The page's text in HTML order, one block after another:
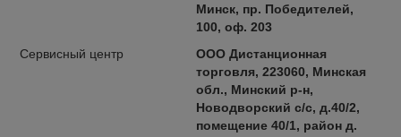
Минск, пр. Победителей,
100, оф. 203
Сервисный центр
ООО Дистанционная
торговля, 223060, Минская
обл., Минский р-н,
Новодворский с/с, д.40/2,
помещение 40/1, район д.